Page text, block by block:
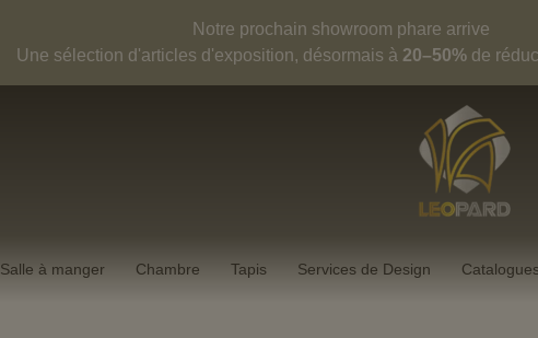
Notre prochain showroom phare arrive
Une sélection d'articles d'exposition, désormais à 20–50%de
Salle à manger Chambre Tapis Services de Design